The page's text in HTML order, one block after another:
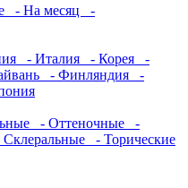
- На месяц
-
- Италия - Корея
-
- Финляндия
-
- Оттеночные
-
Склеральные
- Торические